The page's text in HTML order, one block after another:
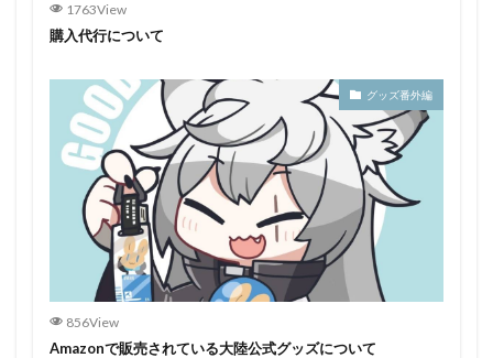
1763View
購入代行について
グッズ番外編
856View
Amazonで販売されている大陸公式グッズについて